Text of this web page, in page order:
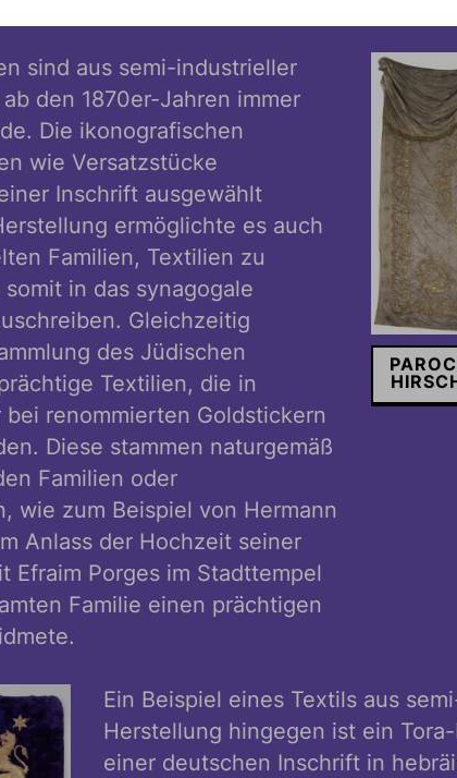
sind aus semi-industrieller
den 1870er-Jahren immer
Die ikonografischen
wie Versatzstücke
Inschrift ausgewählt
ermöglichte es auch
Familien, Textilien zu
in das synagogale
Gleichzeitig
des Jüdischen
Textilien, die in
renommierten Goldstickern
Diese stammen naturgemäß
Familien oder
wie zum Beispiel von Hermann
Anlass der Hochzeit seiner
Efraim Porges im Stadttempel
Familie einen prächtigen
Ein Beispiel eines Textils aus
Herstellung hingegen ist ein
einer deutschen Inschrift in